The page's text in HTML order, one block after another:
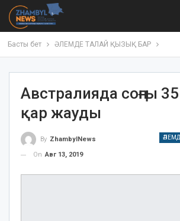
Басты бет ӘЛЕМДЕ ТАЛАЙ ҚЫЗЫҚ БАР
Австралияда соңғы
қар жауды
By ZhambylNews
On Авг 13, 2019